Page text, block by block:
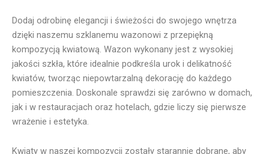
Dodaj odrobinę elegancji i świeżości do swojego wnętrza
dzięki naszemu szklanemu wazonowi z przepiękną
kompozycją kwiatową. Wazon wykonany jest z wysokiej
jakości szkła, które idealnie podkreśla urok i delikatność
kwiatów, tworząc niepowtarzalną dekorację do każdego
pomieszczenia. Doskonale sprawdzi się zarówno w domach,
jak i w restauracjach oraz hotelach, gdzie liczy się pierwsze
wrażenie i estetyka.
Kwiaty w naszej kompozycji zostały starannie dobrane, aby